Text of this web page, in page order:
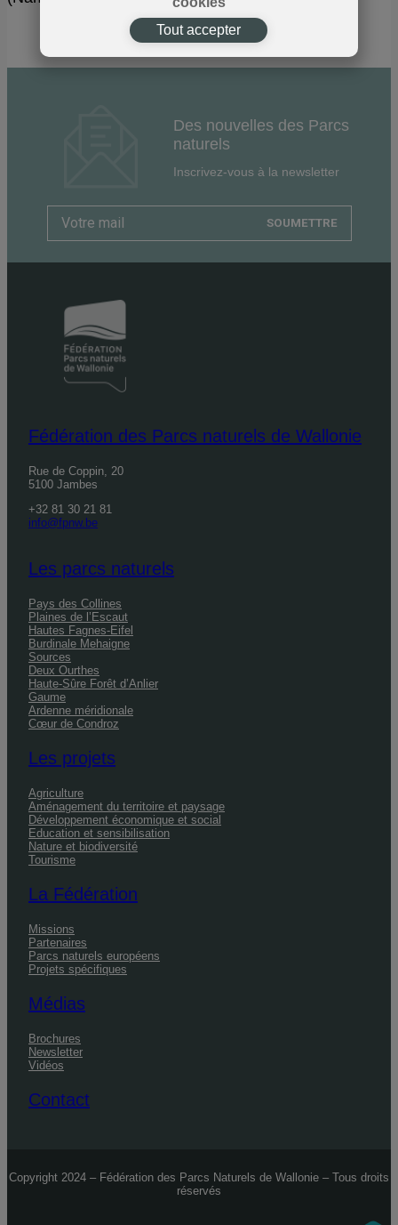
Des nouvelles des Parcs
naturels
Inscrivez-vous à la newsletter
SOUMETTRE
Fédération des Parcs naturels de Wallonie
Rue de Coppin, 20
5100 Jambes
+32 81 30 21 81
info@fpnw.be
Les parcs naturels
Pays des Collines
Plaines de l’Escaut
Hautes Fagnes-Eifel
Burdinale Mehaigne
Sources
Deux Ourthes
Haute-Sûre Forêt d’Anlier
Gaume
Ardenne méridionale
Cœur de Condroz
Les projets
Agriculture
Aménagement du territoire et paysage
Développement économique et social
Education et sensibilisation
Nature et biodiversité
Tourisme
La Fédération
Missions
Partenaires
Parcs naturels européens
Projets spécifiques
Médias
Brochures
Newsletter
Vidéos
Contact
Copyright 2024 – Fédération des Parcs Naturels de Wallonie – Tous droits
réservés
Tout accepter